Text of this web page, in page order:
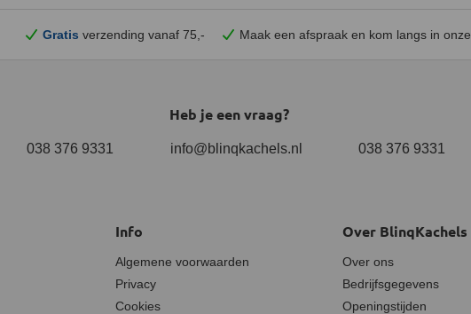
Gratis verzending vanaf 75,- Maak een afspraak en kom langs in onze
Heb je een vraag?
038 376 9331 info@blinqkachels.nl 038 376 9331
Info
Algemene voorwaarden
Privacy
Cookies
Over BlinqKachels
Over ons
Bedrijfsgegevens
Openingstijden